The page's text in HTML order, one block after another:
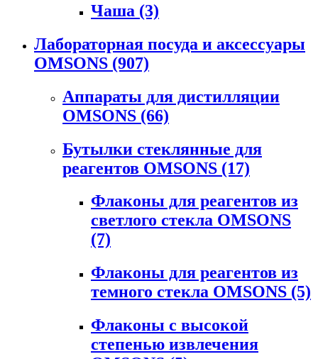
Чаша (3)
Лабораторная посуда и аксессуары
OMSONS (907)
Аппараты для дистилляции
OMSONS (66)
Бутылки стеклянные для
реагентов OMSONS (17)
Флаконы для реагентов из
светлого стекла OMSONS
(7)
Флаконы для реагентов из
темного стекла OMSONS (5)
Флаконы с высокой
степенью извлечения